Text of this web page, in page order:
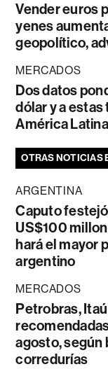
Vender euros
yenes
geopolítico,
MERCADOS
Dos datos
dólar y a
América Latina
OTRAS NOTICIAS
ARGENTINA
Caputo
US$100
hará el mayor
argentino
MERCADOS
Petrobras,
agosto, según
corredurías